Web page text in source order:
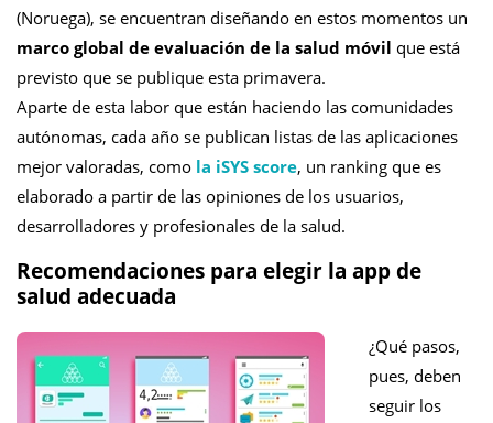
(Noruega), se encuentran diseñando en estos momentos un
marco global de evaluación de la salud móvil que está
previsto que se publique esta primavera.
Aparte de esta labor que están haciendo las comunidades
autónomas, cada año se publican listas de las aplicaciones
mejor valoradas, como la iSYS score, un ranking que es
elaborado a partir de las opiniones de los usuarios,
desarrolladores y profesionales de la salud.
Recomendaciones para elegir la app de
salud adecuada
¿Qué pasos,
pues, deben
seguir los